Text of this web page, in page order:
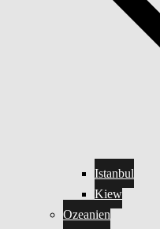
Istanbul
Kiew
Ozeanien